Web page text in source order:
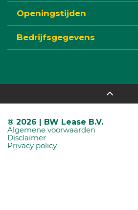
Openingstijden
Bedrijfsgegevens
® 2026 | BW Lease B.V.
Algemene voorwaarden
Disclaimer
Privacy policy